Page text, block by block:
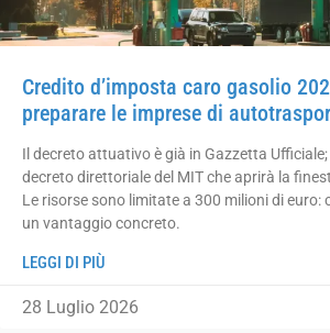
Credito d’imposta caro gasolio
preparare le imprese di
Il decreto attuativo è già in Gazzetta Ufficiale;
decreto direttoriale del MIT che aprirà la
Le risorse sono limitate a 300 milioni di euro:
un vantaggio concreto.
LEGGI DI PIÙ
28 Luglio 2026